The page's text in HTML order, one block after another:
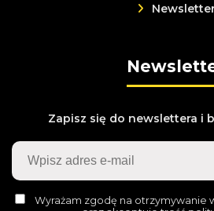
Zapisz się do newslettera i
Wyrażam zgodę na otrzymywanie